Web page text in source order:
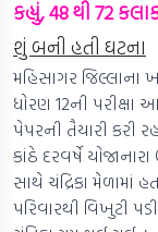
કહ્યું, 48 થી 72
શું બની હતી ઘટના
મહિસાગર જિલ્લાના
ધોરણ 12ની પરીક્ષા
પેપરની તૈયારી કરી
કાંઠે દરવર્ષે
સાથે ચંદ્રિકા મેળામાં
પરિવારથી વિખુટી